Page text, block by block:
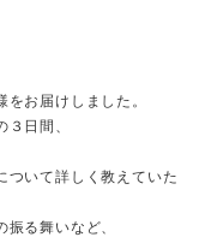
お届けしました。
日間、
ついて詳しく教えていた
る舞いなど、